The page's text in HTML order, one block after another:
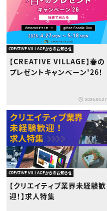
CREATIVE VILLAGEからのお知らせ
【CREATIVE VILLAGE】春の
プレゼントキャンペーン'26！
2026.04.27
CREATIVE VILLAGEからのお知らせ
【クリエイティブ業界未経験歓
迎！】求人特集